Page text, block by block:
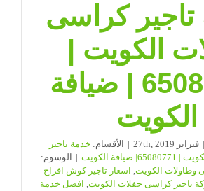
كراسى
الكويت |
65080771 | ضيافة
الكويت
| فبراير 27th, 2019 | الأقسام: خدمة تاجير
الكويت
|
الوسوم:
وطاولات الكويت, اسعار تاجير كوش افراح
تاجير كراسى حفلات الكويت, افضل خدمة